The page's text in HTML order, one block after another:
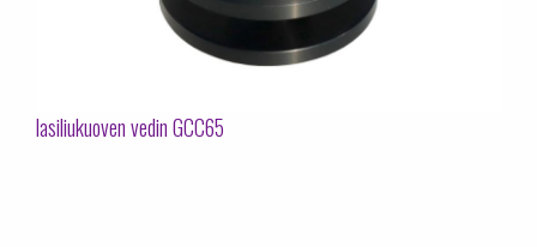
lasiliukuoven vedin GCC65